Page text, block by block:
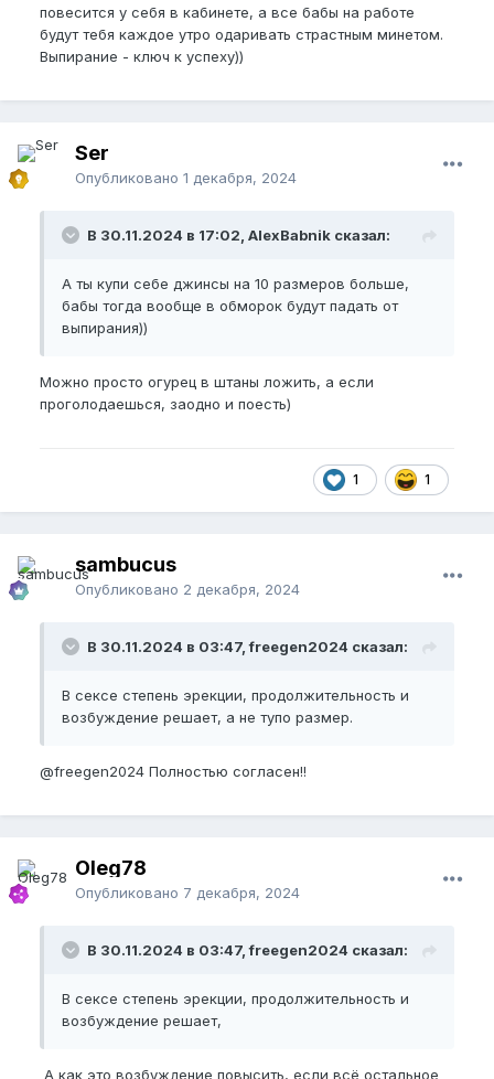
повесится у себя в кабинете, а все бабы на работе
будут тебя каждое утро одаривать страстным минетом.
Выпирание - ключ к успеху))
Ser
Опубликовано 1 декабря, 2024
В 30.11.2024 в 17:02, AlexBabnik сказал:
А ты купи себе джинсы на 10 размеров больше,
бабы тогда вообще в обморок будут падать от
выпирания))
Можно просто огурец в штаны ложить, а если
проголодаешься, заодно и поесть)
1 1
sambucus
Опубликовано 2 декабря, 2024
В 30.11.2024 в 03:47, freegen2024 сказал:
В сексе степень эрекции, продолжительность и
возбуждение решает, а не тупо размер.
@freegen2024 Полностью согласен!!
Oleg78
Опубликовано 7 декабря, 2024
В 30.11.2024 в 03:47, freegen2024 сказал:
В сексе степень эрекции, продолжительность и
возбуждение решает,
А как это возбуждение повысить, если всё остальное